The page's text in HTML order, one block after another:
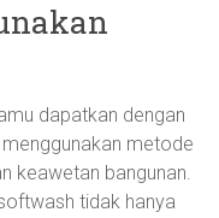
dapatkan dengan
metode
keawetan bangunan.
tidak hanya